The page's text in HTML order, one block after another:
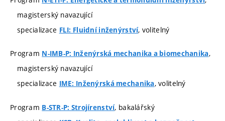
magisterský navazující
specializace FLI: Fluidní inženýrství, volitelný
Program N-IMB-P: Inženýrská mechanika a biomechanika,
magisterský navazující
specializace IME: Inženýrská mechanika, volitelný
Program B-STR-P: Strojírenství, bakalářský